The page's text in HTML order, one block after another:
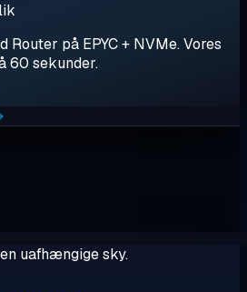
Router på EPYC + NVMe. Vores
60 sekunder.
uafhængige sky.